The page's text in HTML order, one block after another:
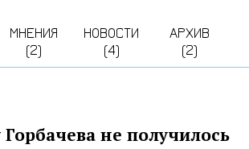
МНЕНИЯ
(2)
НОВОСТИ
(4)
АРХИВ
(2)
не получилось